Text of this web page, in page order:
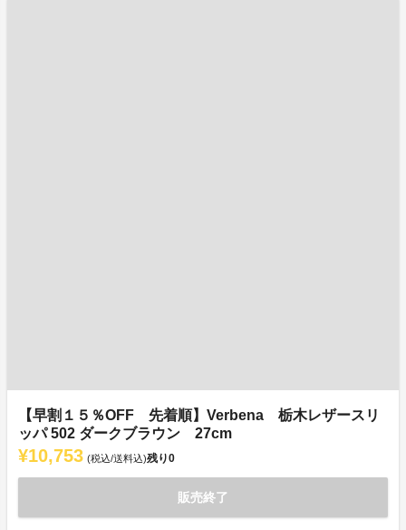
【早割１５％OFF 先着順】Verbena 栃木レザースリ
ッパ 502 ダークブラウン 27cm
¥10,753 (税込/送料込)残り0
販売終了